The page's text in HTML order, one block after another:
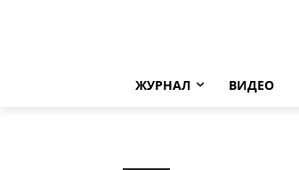
ЖУРНАЛ ВИДЕО